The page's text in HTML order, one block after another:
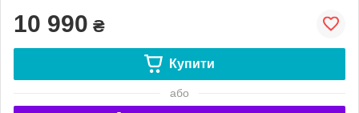
10 990 ₴
Купити
або